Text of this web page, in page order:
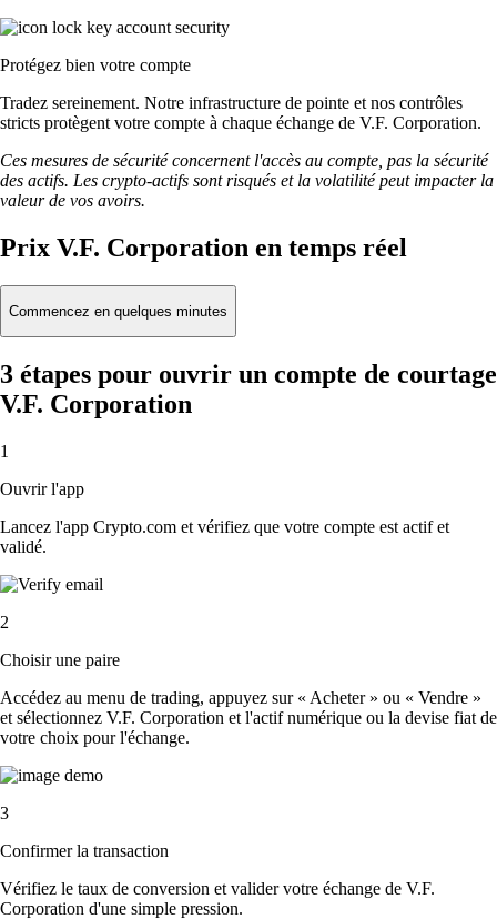
Protégez bien votre compte
Tradez sereinement. Notre infrastructure de pointe et nos contrôles
stricts protègent votre compte à chaque échange de V.F. Corporation.
Ces mesures de sécurité concernent l'accès au compte, pas la sécurité
des actifs. Les crypto-actifs sont risqués et la volatilité peut impacter la
valeur de vos avoirs.
Prix V.F. Corporation en temps réel
Commencez en quelques minutes
3 étapes pour ouvrir un compte de courtage
V.F. Corporation
1
Ouvrir l'app
Lancez l'app Crypto.com et vérifiez que votre compte est actif et
validé.
2
Choisir une paire
Accédez au menu de trading, appuyez sur « Acheter » ou « Vendre »
et sélectionnez V.F. Corporation et l'actif numérique ou la devise fiat de
votre choix pour l'échange.
3
Confirmer la transaction
Vérifiez le taux de conversion et valider votre échange de V.F.
Corporation d'une simple pression.